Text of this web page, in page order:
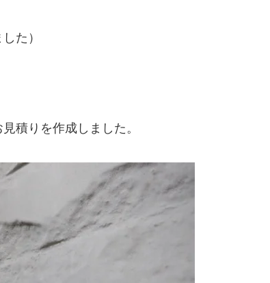
た）
積りを作成しました。